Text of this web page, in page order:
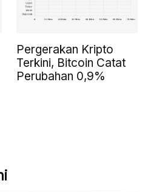
Pergerakan Kripto
Terkini, Bitcoin Catat
Perubahan 0,9%